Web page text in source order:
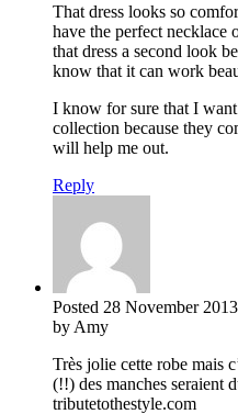
That dress looks so
have the perfect necklace
that dress a second look
know that it can work
I know for sure that I
collection because they
will help me out.
Reply
Posted 28 November 2013
by Amy
Très jolie cette robe mais
(!!) des manches seraient
tributetothestyle.com